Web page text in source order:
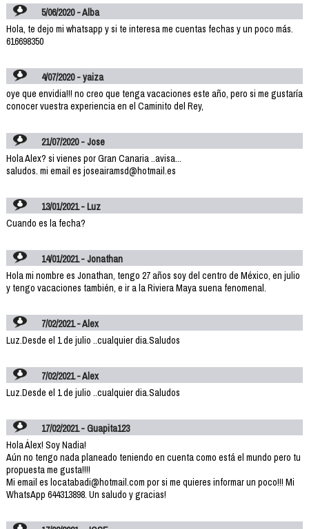
5/06/2020 - Alba
Hola, te dejo mi whatsapp y si te interesa me cuentas fechas y un poco más.
616698350
4/07/2020 - yaiza
oye que envidia!!! no creo que tenga vacaciones este año, pero si me gustaría
conocer vuestra experiencia en el Caminito del Rey,
21/07/2020 - Jose
Hola Alex? si vienes por Gran Canaria ..avisa...
saludos. mi email es joseairamsd@hotmail.es
13/01/2021 - Luz
Cuando es la fecha?
14/01/2021 - Jonathan
Hola mi nombre es Jonathan, tengo 27 años soy del centro de México, en julio
y tengo vacaciones también, e ir a la Riviera Maya suena fenomenal.
7/02/2021 - Alex
Luz.Desde el 1 de julio ..cualquier dia.Saludos
7/02/2021 - Alex
Luz.Desde el 1 de julio ..cualquier dia.Saludos
17/02/2021 - Guapita123
Hola Álex! Soy Nadia!
Aún no tengo nada planeado teniendo en cuenta como está el mundo pero tu
propuesta me gusta!!!!
Mi email es locatabadi@hotmail.com por si me quieres informar un poco!!! Mi
WhatsApp 644313898. Un saludo y gracias!